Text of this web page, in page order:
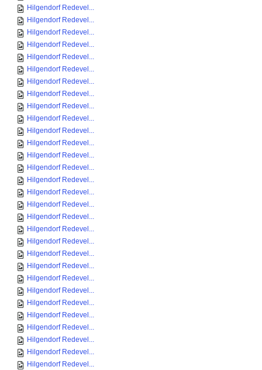
Hilgendorf Redevel...
Hilgendorf Redevel...
Hilgendorf Redevel...
Hilgendorf Redevel...
Hilgendorf Redevel...
Hilgendorf Redevel...
Hilgendorf Redevel...
Hilgendorf Redevel...
Hilgendorf Redevel...
Hilgendorf Redevel...
Hilgendorf Redevel...
Hilgendorf Redevel...
Hilgendorf Redevel...
Hilgendorf Redevel...
Hilgendorf Redevel...
Hilgendorf Redevel...
Hilgendorf Redevel...
Hilgendorf Redevel...
Hilgendorf Redevel...
Hilgendorf Redevel...
Hilgendorf Redevel...
Hilgendorf Redevel...
Hilgendorf Redevel...
Hilgendorf Redevel...
Hilgendorf Redevel...
Hilgendorf Redevel...
Hilgendorf Redevel...
Hilgendorf Redevel...
Hilgendorf Redevel...
Hilgendorf Redevel...